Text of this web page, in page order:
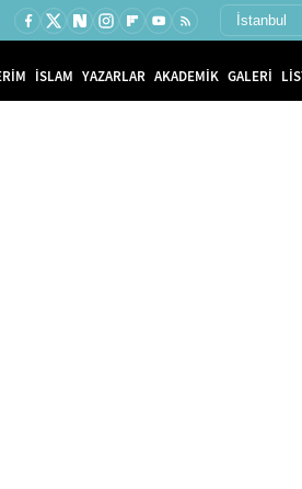
İSLAM YAZARLAR AKADEMİK GALERİ